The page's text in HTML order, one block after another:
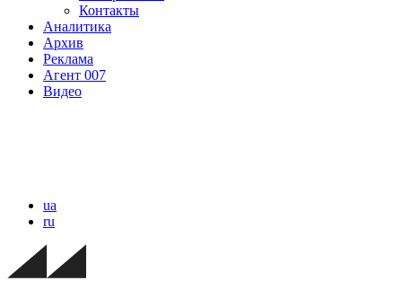
Контакты
Аналитика
Архив
Реклама
Агент 007
Видео
ua
ru